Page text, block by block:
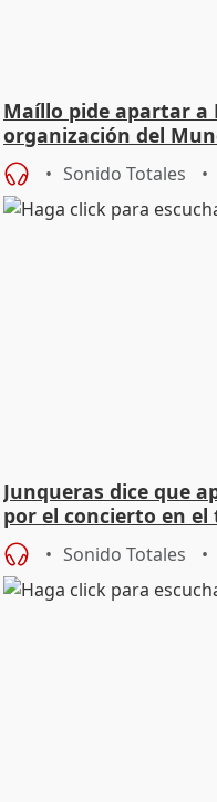
Maíllo pide apartar a
organización del
Sonido Totales
Junqueras dice que
por el concierto en
Sonido Totales